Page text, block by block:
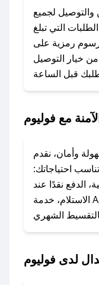
لإضافته
بسرعة.
### كيفية استخدام كود خصم فوليوم؟
1. انسخ كود الخصم من تطبيق صحصح.
2. الصقه في خانة الدفع عند التسوق من فوليوم.
### ماذا أفعل إذا لم يعمل كود الخصم؟
الإلكتروني،
وقت ممكن.
### ماذا أفعل إذا لم أجد كود خصم لمتجري
المفضل؟
المفضل، يمكنك
وقت ممكن.
لجميع
التي تبلغ
رسوم رمزية على
خيار التوصيل
مع فوليوم
وأمان، نقدم
احتياجاتك:
الدفع نقدًا عند
الاستلام، خدمة Apple Pay، بالإضافة إلى إمكانية
لدى فوليوم